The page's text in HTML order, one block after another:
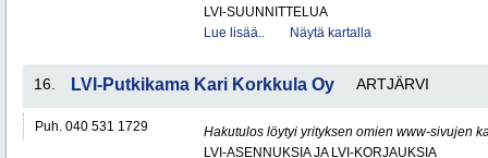
LVI-SUUNNITTELUA
Lue lisää..
Näytä kartalla
16. LVI-Putkikama Kari Korkkula Oy ARTJÄRVI
Puh. 040 531 1729
Hakutulos löytyi yrityksen omien www-sivujen
LVI-ASENNUKSIA JA LVI-KORJAUKSIA